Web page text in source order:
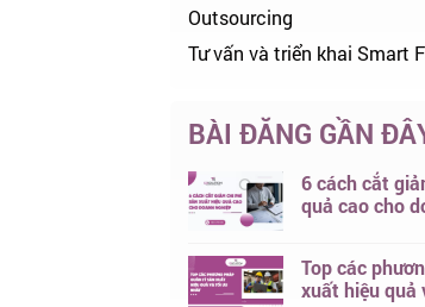
Outsourcing
Tư vấn và triển khai Smart
BÀI ĐĂNG GẦN
6 cách cắt
quả cao cho
Top các
xuất hiệu quả